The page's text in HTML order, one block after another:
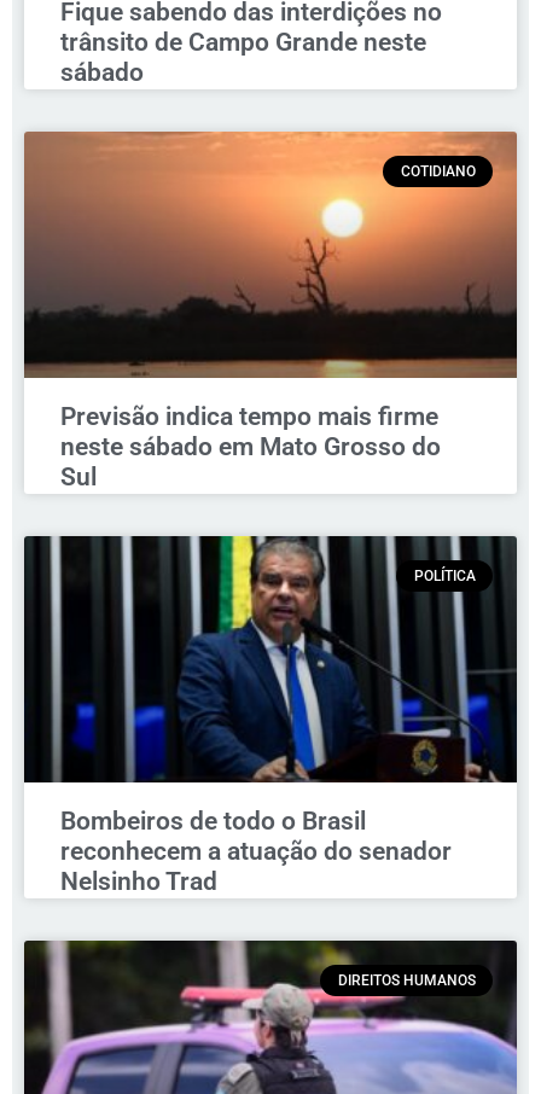
Fique sabendo das interdições no
trânsito de Campo Grande neste
sábado
COTIDIANO
Previsão indica tempo mais firme
neste sábado em Mato Grosso do
Sul
POLÍTICA
Bombeiros de todo o Brasil
reconhecem a atuação do senador
Nelsinho Trad
DIREITOS HUMANOS